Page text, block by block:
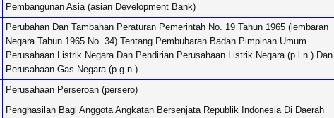
Pembangunan Asia (asian Development Bank)
Perubahan Dan Tambahan Peraturan Pemerintah No. 19 Tahun 1965 (lembaran
Negara Tahun 1965 No. 34) Tentang Pembubaran Badan Pimpinan Umum
Perusahaan Listrik Negara Dan Pendirian Perusahaan Listrik Negara (p.l.n.) Dan
Perusahaan Gas Negara (p.g.n.)
Perusahaan Perseroan (persero)
Penghasilan Bagi Anggota Angkatan Bersenjata Republik Indonesia Di Daerah